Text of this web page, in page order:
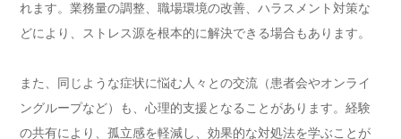
れます。業務量の調整、職場環境の改善、ハラスメント対策な
どにより、ストレス源を根本的に解決できる場合もあります。
また、同じような症状に悩む人々との交流（患者会やオンライ
ングループなど）も、心理的支援となることがあります。経験
の共有により、孤立感を軽減し、効果的な対処法を学ぶことが